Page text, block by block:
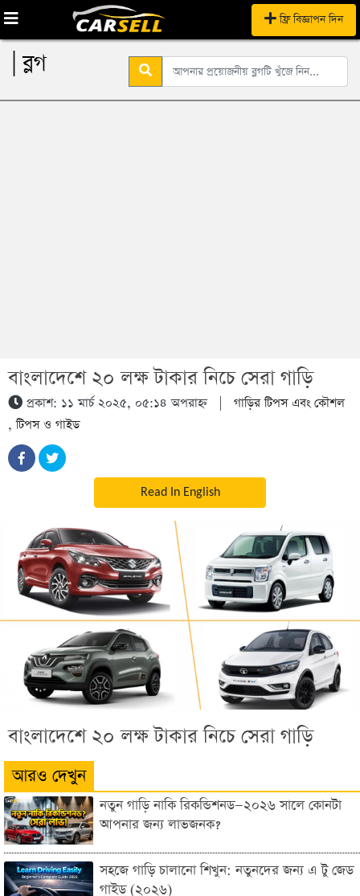
ফ্রি বিজ্ঞাপন দিন
| ব্লগ
বাংলাদেশে ২০ লক্ষ টাকার নিচে সেরা গাড়ি
প্রকাশ: ১১ মার্চ ২০২৫, ০৫:১৪ অপরাহ্ন| গাড়ির টিপস এবং কৌশল
,টিপস ও গাইড
Read In English
বাংলাদেশে ২০ লক্ষ টাকার নিচে সেরা গাড়ি
আরও দেখুন
নতুন গাড়ি নাকি রিকন্ডিশনড—২০২৬ সালে কোনটা
আপনার জন্য লাভজনক?
সহজে গাড়ি চালানো শিখুন: নতুনদের জন্য এ টু জেড
গাইড (২০২৬)